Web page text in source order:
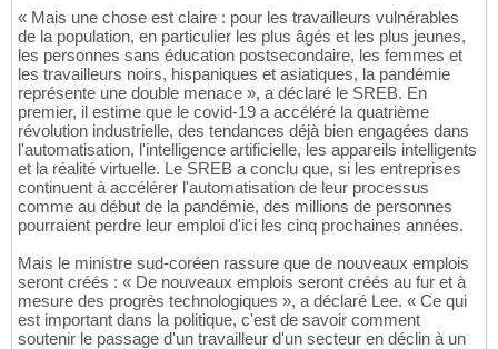
« Mais une chose est claire : pour les travailleurs vulnérables
de la population, en particulier les plus âgés et les plus jeunes,
les personnes sans éducation postsecondaire, les femmes et
les travailleurs noirs, hispaniques et asiatiques, la pandémie
représente une double menace », a déclaré le SREB. En
premier, il estime que le covid-19 a accéléré la quatrième
révolution industrielle, des tendances déjà bien engagées dans
l'automatisation, l'intelligence artificielle, les appareils intelligents
et la réalité virtuelle. Le SREB a conclu que, si les entreprises
continuent à accélérer l'automatisation de leur processus
comme au début de la pandémie, des millions de personnes
pourraient perdre leur emploi d'ici les cinq prochaines années.
Mais le ministre sud-coréen rassure que de nouveaux emplois
seront créés : « De nouveaux emplois seront créés au fur et à
mesure des progrès technologiques », a déclaré Lee. « Ce qui
est important dans la politique, c'est de savoir comment
soutenir le passage d'un travailleur d'un secteur en déclin à un